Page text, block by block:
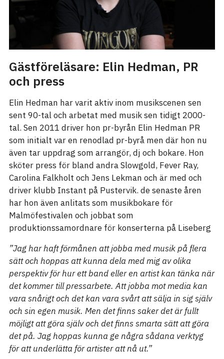
Gästföreläsare: Elin Hedman, PR
och press
Elin Hedman har varit aktiv inom musikscenen sen
sent 90-tal och arbetat med musik sen tidigt 2000-
tal. Sen 2011 driver hon pr-byrån Elin Hedman PR
som initialt var en renodlad pr-byrå men där hon nu
även tar uppdrag som arrangör, dj och bokare. Hon
sköter press för bland andra Slowgold, Fever Ray,
Carolina Falkholt och Jens Lekman och är med och
driver klubb Instant på Pustervik. de senaste åren
har hon även anlitats som musikbokare för
Malmöfestivalen och jobbat som
produktionssamordnare för konserterna på Liseberg
”Jag har haft förmånen att jobba med musik på flera
sätt och hoppas att kunna dela med mig av olika
perspektiv för hur ett band eller en artist kan tänka när
det kommer till pressarbete. Att jobba mot media kan
vara snårigt och det kan vara svårt att sälja in sig själv
och sin egen musik. Men det finns saker det är fullt
möjligt att göra själv och det finns smarta sätt att göra
det på. Jag hoppas kunna ge några sådana verktyg
för att underlätta för artister att nå ut.”